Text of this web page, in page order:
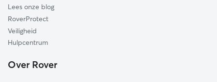
Neder-Betuwe
Overbetuwe
Arnhem
Druten
Lees onze blog
RoverProtect
Veiligheid
Hulpcentrum
Over Rover